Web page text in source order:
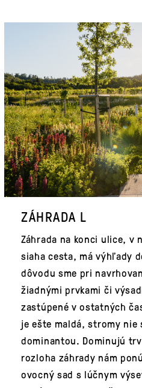
ZÁHRADA L
Záhrada na konci ulice, v
siaha cesta, má výhľady
dôvodu sme pri
žiadnými prvkami či
zastúpené v ostatných
je ešte maldá, stromy nie
dominantou. Dominujú
rozloha záhrady nám
ovocný sad s lúčnym